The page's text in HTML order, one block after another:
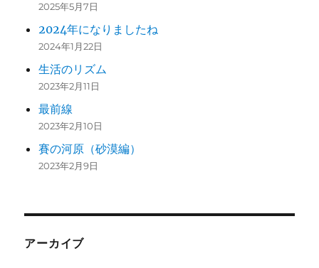
2025年5月7日
2024年になりましたね
2024年1月22日
生活のリズム
2023年2月11日
最前線
2023年2月10日
賽の河原（砂漠編）
2023年2月9日
アーカイブ